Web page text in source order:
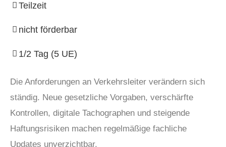
Teilzeit
nicht förderbar
1/2 Tag (5 UE)
Die Anforderungen an Verkehrsleiter verändern sich
ständig. Neue gesetzliche Vorgaben, verschärfte
Kontrollen, digitale Tachographen und steigende
Haftungsrisiken machen regelmäßige fachliche
Updates unverzichtbar.